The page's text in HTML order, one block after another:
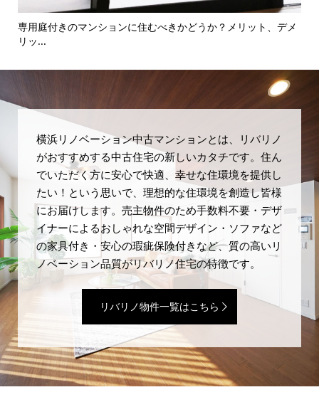
専用庭付きのマンションに住むべきかどうか？メリット、デメ
リッ...
横浜リノベーション中古マンションとは、リバリノ
がおすすめする中古住宅の新しいカタチです。住ん
でいただく方に安心で快適、幸せな住環境を提供し
たい！という思いで、理想的な住環境を創造し皆様
にお届けします。売主物件のため手数料不要・デザ
イナーによるおしゃれな空間デザイン・ソファなど
の家具付き・安心の瑕疵保険付きなど、質の高いリ
ノベーション品質がリバリノ住宅の特徴です。
リバリノ物件一覧はこちら